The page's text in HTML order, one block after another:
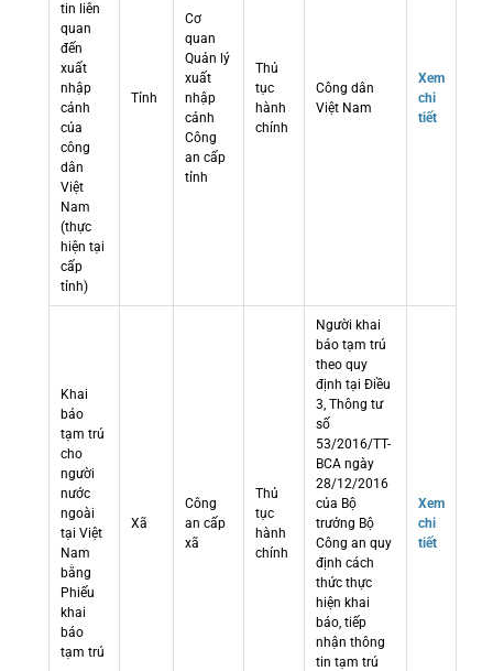
tin liên
quan
đến
xuất
nhập
cảnh
của
công
dân
Việt
Nam
(thực
hiện tại
cấp
tỉnh)
Tỉnh
Cơ
quan
Quản lý
xuất
nhập
cảnh
Công
an cấp
tỉnh
Thủ
tục
hành
chính
Công dân
Việt Nam
Xem
chi
tiết
Khai
báo
tạm trú
cho
người
nước
ngoài
tại Việt
Nam
bằng
Phiếu
khai
báo
tạm trú
Xã
Công
an cấp
xã
Thủ
tục
hành
chính
Người khai
báo tạm trú
theo quy
định tại Điều
3, Thông tư
số
53/2016/TT-
BCA ngày
28/12/2016
của Bộ
trưởng Bộ
Công an quy
định cách
thức thực
hiện khai
báo, tiếp
nhận thông
tin tạm trú
Xem
chi
tiết